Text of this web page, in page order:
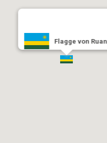
Flagge von